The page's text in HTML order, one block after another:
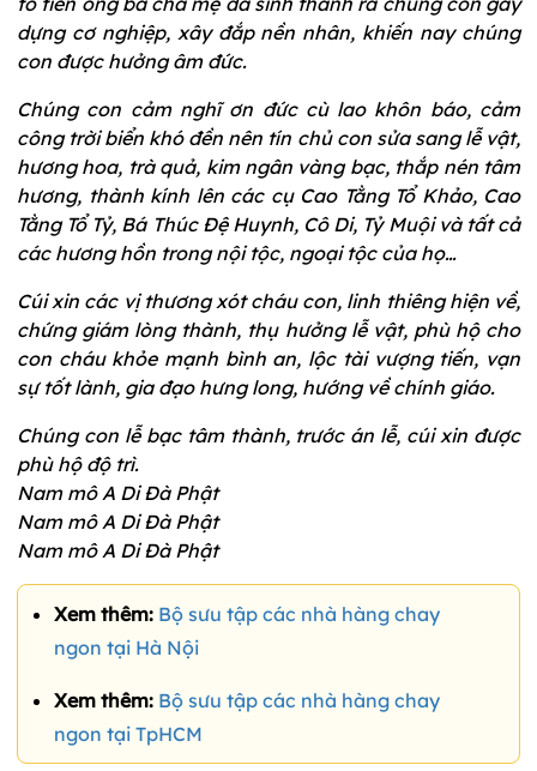
dựng cơ nghiệp, xây đắp nền nhân, khiến nay chúng
con được hưởng âm đức.
Chúng con cảm nghĩ ơn đức cù lao khôn báo, cảm
công trời biển khó đền nên tín chủ con sửa sang lễ vật,
hương hoa, trà quả, kim ngân vàng bạc, thắp nén tâm
hương, thành kính lên các cụ Cao Tằng Tổ Khảo, Cao
Tằng Tổ Tỷ, Bá Thúc Đệ Huynh, Cô Di, Tỷ Muội và tất cả
các hương hồn trong nội tộc, ngoại tộc của họ…
Cúi xin các vị thương xót cháu con, linh thiêng hiện về,
chứng giám lòng thành, thụ hưởng lễ vật, phù hộ cho
con cháu khỏe mạnh bình an, lộc tài vượng tiến, vạn
sự tốt lành, gia đạo hưng long, hướng về chính giáo.
Chúng con lễ bạc tâm thành, trước án lễ, cúi xin được
phù hộ độ trì.
Nam mô A Di Đà Phật
Nam mô A Di Đà Phật
Nam mô A Di Đà Phật
Xem thêm: Bộ sưu tập các nhà hàng chay
ngon tại Hà Nội
Xem thêm: Bộ sưu tập các nhà hàng chay
ngon tại TpHCM